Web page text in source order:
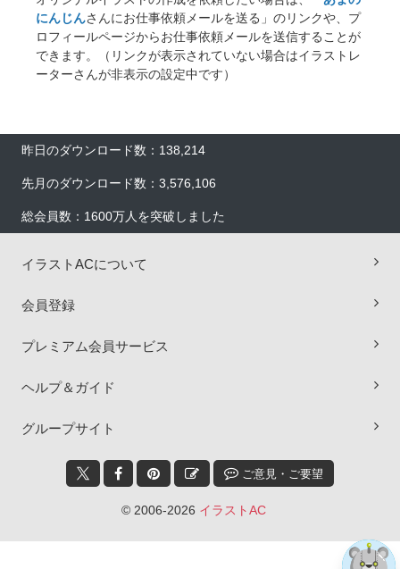
にんじんさんにお仕事依頼メールを送る」のリンクや、プ
ロフィールページからお仕事依頼メールを送信することが
できます。（リンクが表示されていない場合はイラストレ
ーターさんが非表示の設定中です）
昨日のダウンロード数：138,214
先月のダウンロード数：3,576,106
総会員数：1600万人を突破しました
イラストACについて
会員登録
プレミアム会員サービス
ヘルプ＆ガイド
グループサイト
ご意見・ご要望
© 2006-2026 イラストAC